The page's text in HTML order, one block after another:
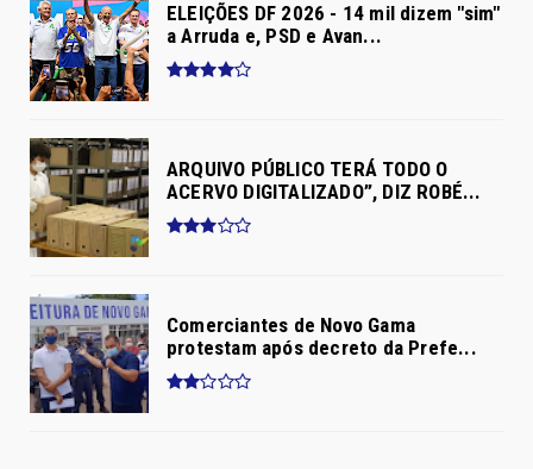
ELEIÇÕES DF 2026 - 14 mil dizem "sim"
a Arruda e, PSD e Avan...
ARQUIVO PÚBLICO TERÁ TODO O
ACERVO DIGITALIZADO”, DIZ ROBÉ...
Comerciantes de Novo Gama
protestam após decreto da Prefe...